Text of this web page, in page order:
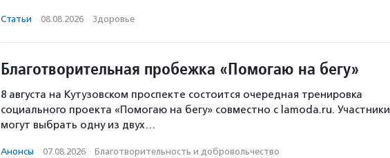
Статьи · 08.08.2026 · Здоровье
Благотворительная пробежка «Помогаю на бегу»
8 августа на Кутузовском проспекте состоится очередная тренировка
социального проекта «Помогаю на бегу» совместно с lamoda.ru. Участники
могут выбрать одну из двух…
Анонсы · 07.08.2026 · Благотвори­тель­ность и доброволь­чест­во